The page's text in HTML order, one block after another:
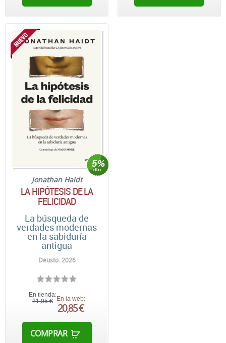
Jonathan Haidt
LA HIPÓTESIS DE LA
FELICIDAD
La búsqueda de
verdades modernas
en la sabiduría
antigua
Deusto. 2026
En tienda:
21,95 € En la web:
20,85 €
COMPRAR